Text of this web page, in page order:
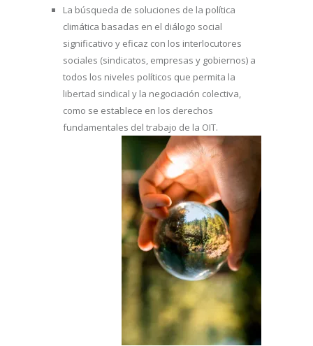
La búsqueda de soluciones de la política
climática basadas en el diálogo social
significativo y eficaz con los interlocutores
sociales (sindicatos, empresas y gobiernos) a
todos los niveles políticos que permita la
libertad sindical y la negociación colectiva,
como se establece en los derechos
fundamentales del trabajo de la OIT.